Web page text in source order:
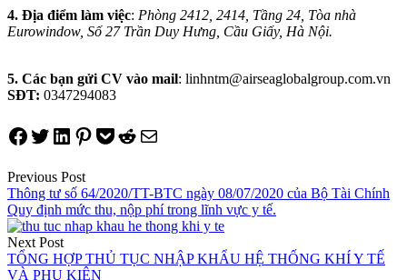
4. Địa điểm làm việc: Phòng 2412, 2414, Tầng 24, Tòa nhà
Eurowindow, Số 27 Trần Duy Hưng, Cầu Giấy, Hà Nội.
5. Các bạn gửi CV vào mail: linhntm@airseaglobalgroup.com.vn
SĐT: 0347294083
Share on Facebook
Tweet on Twitter
Share on LinkedIn
Pin on Pinterest
Save to pocket
Share on Reddit
Share via Email
Điều
hướng
bài
viết
Previous Post
Thông tư số 64/2020/TT-BTC ngày 08/07/2020 của Bộ Tài Chính
Quy định mức thu, nộp phí trong lĩnh vực y tế.
Next Post
TỔNG HỢP THỦ TỤC NHẬP KHẨU HỆ THỐNG KHÍ Y TẾ
VÀ PHỤ KIỆN